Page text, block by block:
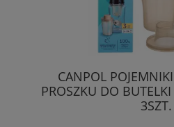
CANPOL
PROSZKU DO BUTELKI
3SZT.